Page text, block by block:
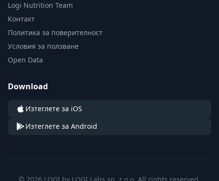
Logi Nutrition Team
Контакт
Политика за поверителност
Условия за ползване
Open Data
Download
Изтеглете за iOS
Изтеглете за Android